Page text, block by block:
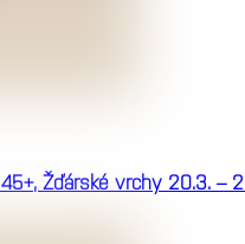
Žďárské vrchy 20.3. –